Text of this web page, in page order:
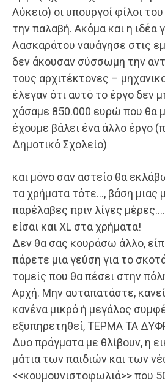
Λύκειο) οι υπουργοί φίλοι
την παλαβή. Ακόμα και η ιδέα
Λασκαράτου ναυάγησε στις
δεν άκουσαν σύσσωμη την
τους αρχιτέκτονες –
έλεγαν ότι αυτό το έργο δεν
χάσαμε 850.000 ευρώ που θα
έχουμε βάλει ένα άλλο έργο
Δημοτικό Σχολείο)
και μόνο σαν αστείο θα
τα χρήματα τότε…, βάση μιας
παρέλαβες πριν λίγες
είσαι και ΧL στα χρήματα!
Δεν θα σας κουράσω άλλο,
πάρετε μια γεύση για το
τομείς που θα πέσει στην
Αρχή. Μην αυταπατάστε,
κανένα μικρό ή μεγάλος
εξυπηρετηθεί, ΤΕΡΜΑ ΤΑ
Δυο πράγματα με θλίβουν, η
μάτια των παιδιών και των
<<κουμουνιστοφωλιά>> που